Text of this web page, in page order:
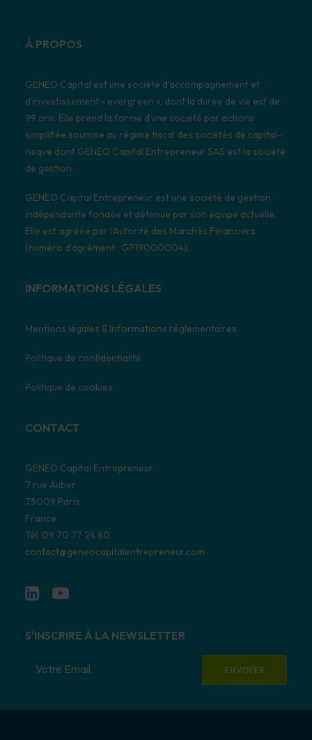
À PROPOS
GENEO Capital est une société d’accompagnement et
d’investissement « evergreen », dont la durée de vie est de
99 ans. Elle prend la forme d’une société par actions
simplifiée soumise au régime fiscal des sociétés de capital-
risque dont GENEO Capital Entrepreneur SAS est la société
de gestion.
GENEO Capital Entrepreneur est une société de gestion
indépendante fondée et détenue par son équipe actuelle.
Elle est agréée par l’Autorité des Marchés Financiers
(numéro d’agrément : GP19000004).
INFORMATIONS LÉGALES
Mentions légales & Informations réglementaires
Politique de confidentialité
Politique de cookies
CONTACT
GENEO Capital Entrepreneur
7 rue Auber
75009 Paris
France
Tél. 09 70 77 24 80
contact@geneocapitalentrepreneur.com
S'INSCRIRE À LA NEWSLETTER